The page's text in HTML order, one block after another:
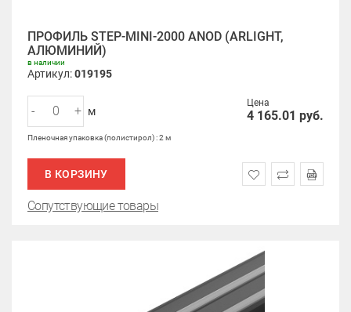
ПРОФИЛЬ STEP-MINI-2000 ANOD (ARLIGHT,
АЛЮМИНИЙ)
в наличии
Артикул:019195
Цена
4 165.01 руб.
- + м
Пленочная упаковка (полистирол) : 2 м
В КОРЗИНУ
Сопутствующие товары